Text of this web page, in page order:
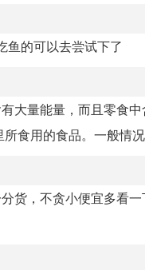
鱼的可以去尝试下了
大量能量，而且零食
食用的食品。一般情
货，不贪小便宜多看